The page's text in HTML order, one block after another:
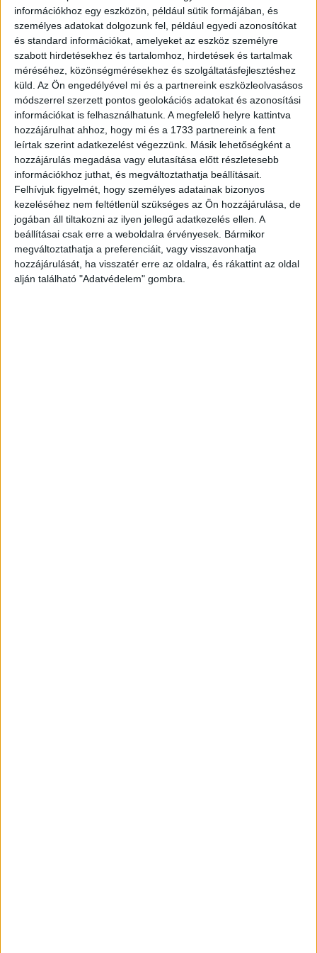
információkhoz egy eszközön, például sütik formájában, és
személyes adatokat dolgozunk fel, például egyedi azonosítókat
és standard információkat, amelyeket az eszköz személyre
szabott hirdetésekhez és tartalomhoz, hirdetések és tartalmak
méréséhez, közönségmérésekhez és szolgáltatásfejlesztéshez
küld. Az Ön engedélyével mi és a partnereink eszközleolvasásos
módszerrel szerzett pontos geolokációs adatokat és azonosítási
információkat is felhasználhatunk. A megfelelő helyre kattintva
hozzájárulhat ahhoz, hogy mi és a 1733 partnereink a fent
leírtak szerint adatkezelést végezzünk. Másik lehetőségként a
hozzájárulás megadása vagy elutasítása előtt részletesebb
információkhoz juthat, és megváltoztathatja beállításait.
Felhívjuk figyelmét, hogy személyes adatainak bizonyos
kezeléséhez nem feltétlenül szükséges az Ön hozzájárulása, de
jogában áll tiltakozni az ilyen jellegű adatkezelés ellen. A
beállításai csak erre a weboldalra érvényesek. Bármikor
megváltoztathatja a preferenciáit, vagy visszavonhatja
hozzájárulását, ha visszatér erre az oldalra, és rákattint az oldal
alján található "Adatvédelem" gombra.
hogy folytatni szeretnénk, de az, hogy alig egy év
leforgása alatt az expó tavasszal eljutott Szegedre,
ősszel pedig már újra a Millenárist készülünk megtölteni,
minden várakozásunkat felülmúlta" – mondta el Varga
Anita Ágnes, a Rossmann marketingvezetője.
A kiállításon a hazai és nemzetközi márkák legfontosabb
szereplői sorakoznak fel – Liluval vagy Ördög Nórával
akár személyesen a saját standjuknál, valamint a színpadi
előadások során is lehet majd találkozni.
Ne hagyd ki az év legnagyobb szépségápolási
eseményét! Regisztrálj még ma, biztosítsd be a helyed
és légy részese a 3. ROSSMANN x Krémmánia Beauty
Expónak szeptember 6-án a Millenáris Nagycsarnokában.